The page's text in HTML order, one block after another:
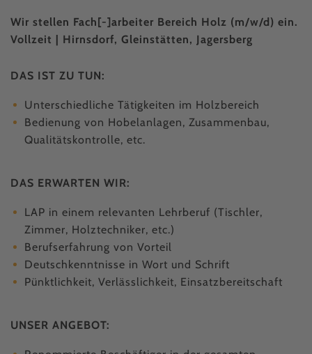
Wir stellen Fach[-]arbeiter Bereich Holz (m/w/d) ein.
Vollzeit | Hirnsdorf, Gleinstätten, Jagersberg
DAS IST ZU TUN:
Unterschiedliche Tätigkeiten im Holzbereich
Bedienung von Hobelanlagen, Zusammenbau,
Qualitätskontrolle, etc.
DAS ERWARTEN WIR:
LAP in einem relevanten Lehrberuf (Tischler,
Zimmer, Holztechniker, etc.)
Berufserfahrung von Vorteil
Deutschkenntnisse in Wort und Schrift
Pünktlichkeit, Verlässlichkeit, Einsatzbereitschaft
UNSER ANGEBOT: